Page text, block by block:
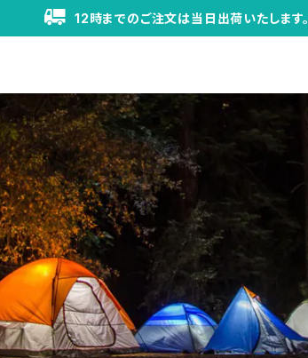
12時までのご注文は当日出荷いたします。